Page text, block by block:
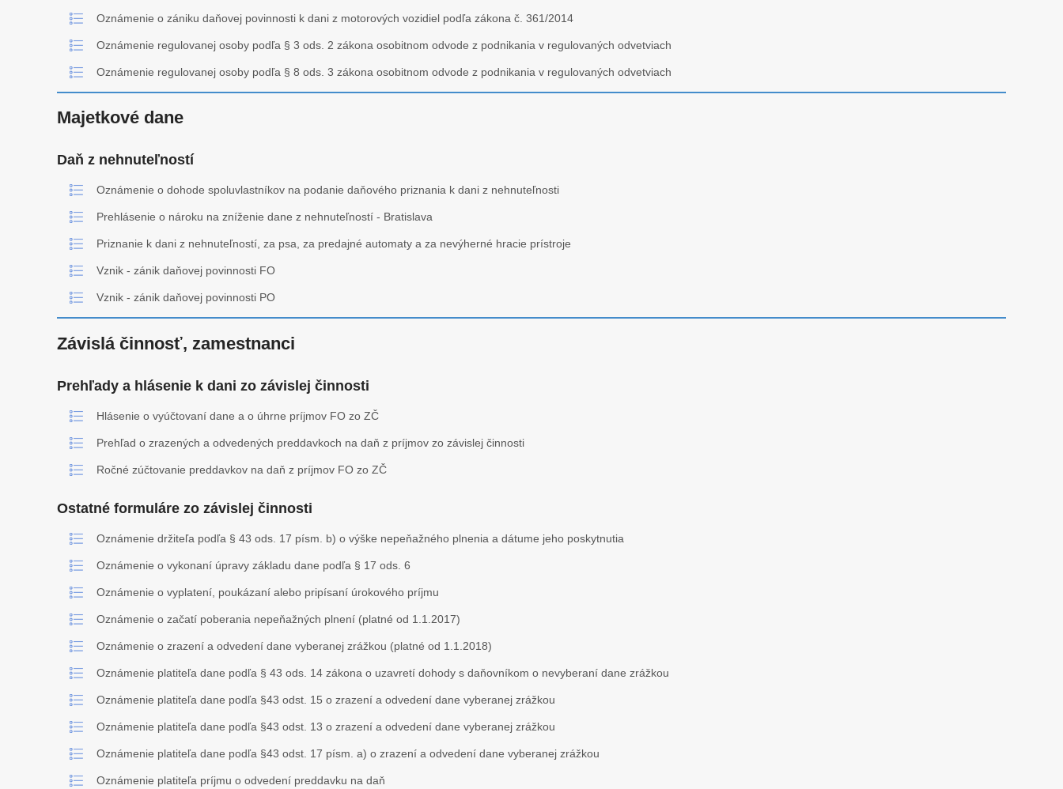
Oznámenie o zániku daňovej povinnosti k dani z motorových vozidiel podľa zákona č. 361/2014
Oznámenie regulovanej osoby podľa § 3 ods. 2 zákona osobitnom odvode z podnikania v regulovaných odvetviach
Oznámenie regulovanej osoby podľa § 8 ods. 3 zákona osobitnom odvode z podnikania v regulovaných odvetviach
Majetkové dane
Daň z nehnuteľností
Oznámenie o dohode spoluvlastníkov na podanie daňového priznania k dani z nehnuteľnosti
Prehlásenie o nároku na zníženie dane z nehnuteľností - Bratislava
Priznanie k dani z nehnuteľností, za psa, za predajné automaty a za nevýherné hracie prístroje
Vznik - zánik daňovej povinnosti FO
Vznik - zánik daňovej povinnosti PO
Závislá činnosť, zamestnanci
Prehľady a hlásenie k dani zo závislej činnosti
Hlásenie o vyúčtovaní dane a o úhrne príjmov FO zo ZČ
Prehľad o zrazených a odvedených preddavkoch na daň z príjmov zo závislej činnosti
Ročné zúčtovanie preddavkov na daň z príjmov FO zo ZČ
Ostatné formuláre zo závislej činnosti
Oznámenie držiteľa podľa § 43 ods. 17 písm. b) o výške nepeňažného plnenia a dátume jeho poskytnutia
Oznámenie o vykonaní úpravy základu dane podľa § 17 ods. 6
Oznámenie o vyplatení, poukázaní alebo pripísaní úrokového príjmu
Oznámenie o začatí poberania nepeňažných plnení (platné od 1.1.2017)
Oznámenie o zrazení a odvedení dane vyberanej zrážkou (platné od 1.1.2018)
Oznámenie platiteľa dane podľa § 43 ods. 14 zákona o uzavretí dohody s daňovníkom o nevyberaní dane zrážkou
Oznámenie platiteľa dane podľa §43 odst. 15 o zrazení a odvedení dane vyberanej zrážkou
Oznámenie platiteľa dane podľa §43 odst. 13 o zrazení a odvedení dane vyberanej zrážkou
Oznámenie platiteľa dane podľa §43 odst. 17 písm. a) o zrazení a odvedení dane vyberanej zrážkou
Oznámenie platiteľa príjmu o odvedení preddavku na daň